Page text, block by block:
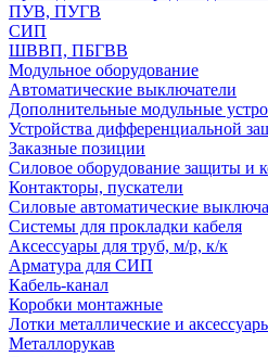
ПУВ, ПУГВ
СИП
ШВВП, ПБГВВ
Модульное оборудование
Автоматические выключатели
Дополнительные модульные
Устройства дифференциальной
Заказные позиции
Силовое оборудование защиты и
Контакторы, пускатели
Силовые автоматические
Системы для прокладки кабеля
Аксессуары для труб, м/р, к/к
Арматура для СИП
Кабель-канал
Коробки монтажные
Лотки металлические и
Металлорукав